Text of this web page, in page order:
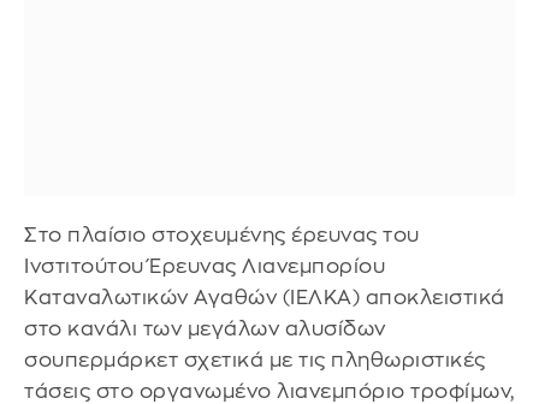
Στο πλαίσιο στοχευμένης έρευνας του
Ινστιτούτου Έρευνας Λιανεμπορίου
Καταναλωτικών Αγαθών (ΙΕΛΚΑ) αποκλειστικά
στο κανάλι των μεγάλων αλυσίδων
σουπερμάρκετ σχετικά με τις πληθωριστικές
τάσεις στο οργανωμένο λιανεμπόριο τροφίμων,